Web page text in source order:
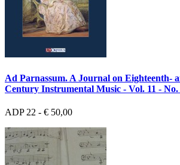
Ad Parnassum. A Journal on Eighteenth-
Century Instrumental Music - Vol. 11 - No.
ADP 22 - € 50,00